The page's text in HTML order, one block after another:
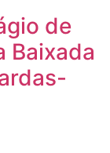
de
Baixada